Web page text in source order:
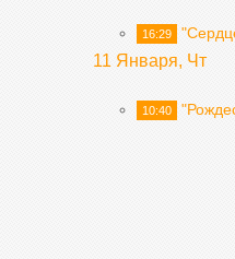
16:29
11 Января, Чт
10:40